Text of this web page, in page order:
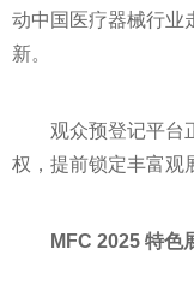
动中国医疗器械行业
新。
观众预登记平台
权，提前锁定丰富观
MFC 2025 特色